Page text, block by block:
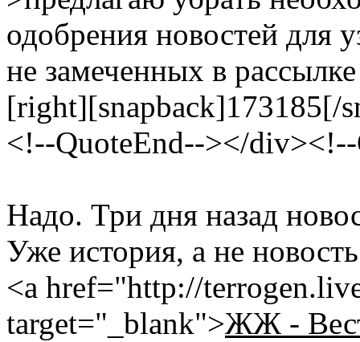
одобрения новостей для
не замеченных в
[right][snapback]173185[/
<!--QuoteEnd--></
Надо. Три дня назад
Уже история, а не новость
<a href="http://
target="_blank">ЖЖ -